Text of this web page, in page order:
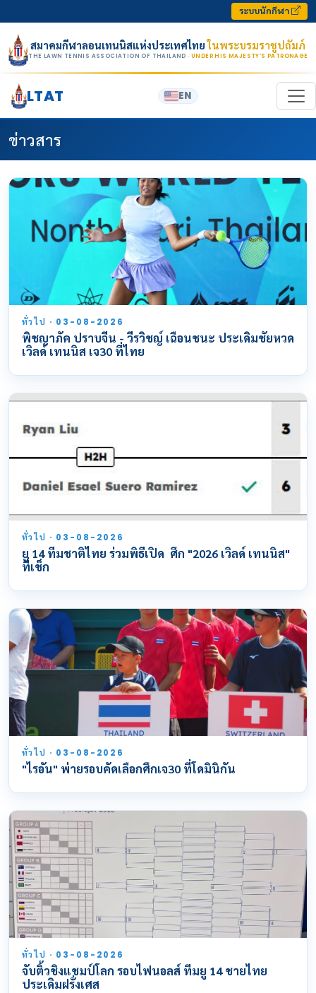
ระบบนักกีฬา
สมาคมกีฬาลอนเทนนิสแห่งประเทศไทยในพระบรมราชูปถัมภ์
THE LAWN TENNIS ASSOCIATION OF THAILAND · UNDER HIS MAJESTY’S PATRONAGE
LTAT EN
ข่าวสาร
ทั่วไป · 03-08-2026
พิชญาภัค ปราบจีน - วีรวิชญ์ เฉือนชนะ ประเดิมชัยหวด
เวิลด์ เทนนิส เจ30 ที่ไทย
ทั่วไป · 03-08-2026
ยู 14 ทีมชาติไทย ร่วมพิธีเปิด ศึก "2026 เวิลด์ เทนนิส"
ที่เช็ก
ทั่วไป · 03-08-2026
"ไรอัน" พ่ายรอบคัดเลือกศึกเจ30 ที่โดมินิกัน
ทั่วไป · 03-08-2026
จับติ้วชิงแชมป์โลก รอบไฟนอลส์ ทีมยู 14 ชายไทย
ประเดิมฝรั่งเศส